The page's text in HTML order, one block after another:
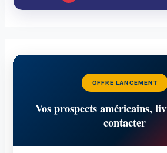
OFFRE LANCEMENT
Vos prospects américains,
contacter